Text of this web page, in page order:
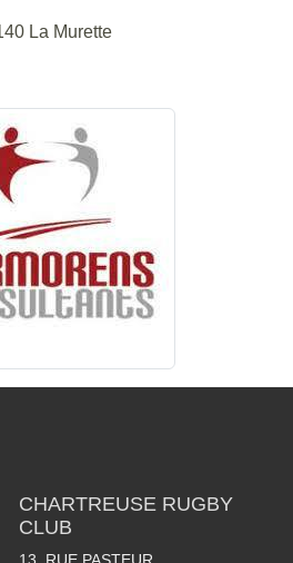
La Murette
CHARTREUSE RUGBY
CLUB
13, RUE PASTEUR